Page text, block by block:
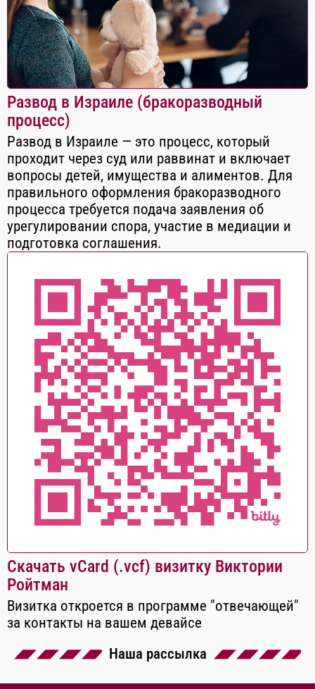
Развод в Израиле (бракоразводный
процесс)
Развод в Израиле — это процесс, который
проходит через суд или раввинат и включает
вопросы детей, имущества и алиментов. Для
правильного оформления бракоразводного
процесса требуется подача заявления об
урегулировании спора, участие в медиации и
подготовка соглашения.
Скачать vCard (.vcf) визитку Виктории
Ройтман
Визитка откроется в программе "отвечающей"
за контакты на вашем девайсе
Наша рассылка